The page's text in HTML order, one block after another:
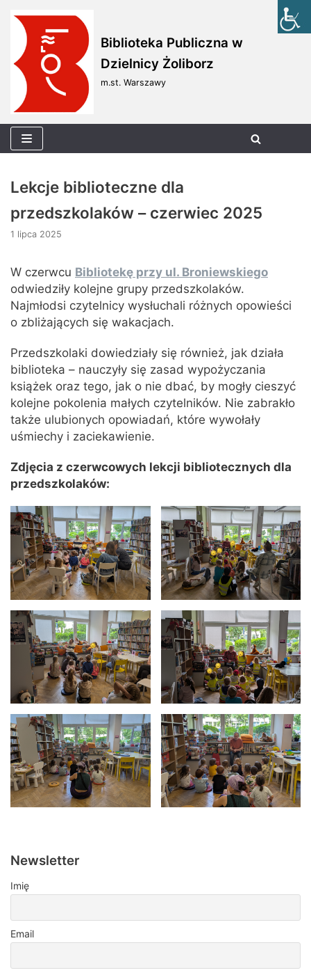
Skocz
do
treści
Biblioteka Publiczna w
Dzielnicy Żoliborz
m.st. Warszawy
Lekcje biblioteczne dla
przedszkolaków – czerwiec 2025
1 lipca 2025
W czerwcu Bibliotekę przy ul. Broniewskiego
odwiedziły kolejne grupy przedszkolaków.
Najmłodsi czytelnicy wysłuchali różnych opowieści
o zbliżających się wakacjach.
Przedszkolaki dowiedziały się również, jak działa
biblioteka – nauczyły się zasad wypożyczania
książek oraz tego, jak o nie dbać, by mogły cieszyć
kolejne pokolenia małych czytelników. Nie zabrakło
także ulubionych opowiadań, które wywołały
uśmiechy i zaciekawienie.
Zdjęcia z czerwcowych lekcji bibliotecznych dla
przedszkolaków:
Newsletter
Imię
Email